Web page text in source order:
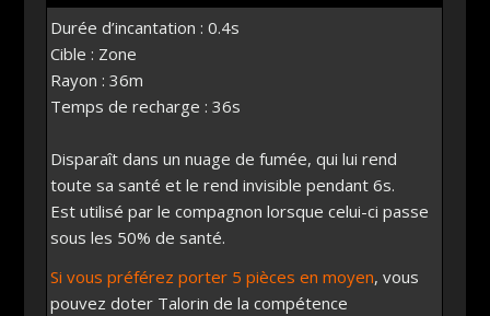
Durée d’incantation : 0.4s
Cible : Zone
Rayon : 36m
Temps de recharge : 36s
Disparaît dans un nuage de fumée, qui lui rend
toute sa santé et le rend invisible pendant 6s.
Est utilisé par le compagnon lorsque celui-ci passe
sous les 50% de santé.
Si vous préférez porter 5 pièces en moyen, vous
pouvez doter Talorin de la compétence